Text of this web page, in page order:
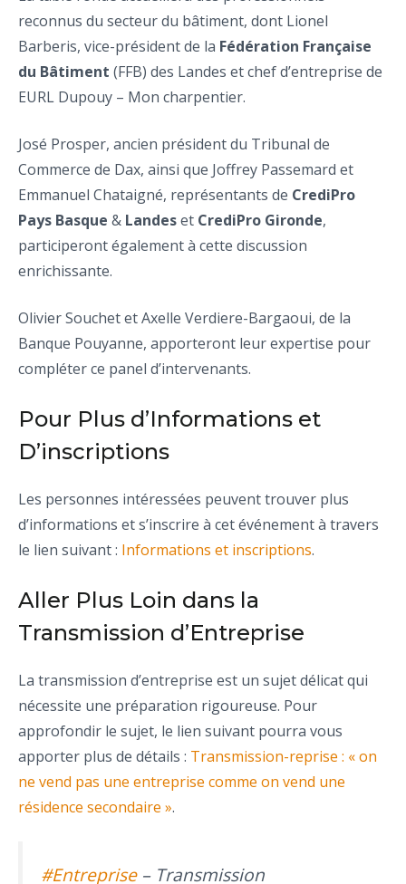
reconnus du secteur du bâtiment, dont Lionel
Barberis, vice-président de la Fédération Française
du Bâtiment (FFB) des Landes et chef d’entreprise de
EURL Dupouy – Mon charpentier.
José Prosper, ancien président du Tribunal de
Commerce de Dax, ainsi que Joffrey Passemard et
Emmanuel Chataigné, représentants de CrediPro
Pays Basque & Landeset CrediPro Gironde,
participeront également à cette discussion
enrichissante.
Olivier Souchet et Axelle Verdiere-Bargaoui, de la
Banque Pouyanne, apporteront leur expertise pour
compléter ce panel d’intervenants.
Pour Plus d’Informations et
D’inscriptions
Les personnes intéressées peuvent trouver plus
d’informations et s’inscrire à cet événement à travers
le lien suivant : Informations et inscriptions.
Aller Plus Loin dans la
Transmission d’Entreprise
La transmission d’entreprise est un sujet délicat qui
nécessite une préparation rigoureuse. Pour
approfondir le sujet, le lien suivant pourra vous
apporter plus de détails : Transmission-reprise : « on
ne vend pas une entreprise comme on vend une
résidence secondaire ».
#Entreprise– Transmission